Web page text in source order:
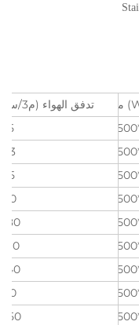
تدفق الهواء (م3/ساعة)